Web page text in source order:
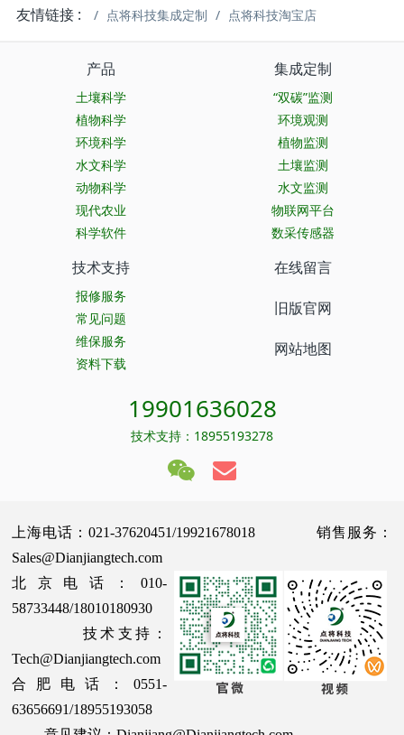
友情链接 : 点将科技集成定制 点将科技淘宝店
产品
土壤科学
植物科学
环境科学
水文科学
动物科学
现代农业
科学软件
集成定制
“双碳”监测
环境观测
植物监测
土壤监测
水文监测
物联网平台
数采传感器
技术支持
报修服务
常见问题
维保服务
资料下载
在线留言
旧版官网
网站地图
19901636028
技术支持：18955193278
上海电话：021-37620451/19921678018 销售服务：
Sales@Dianjiangtech.com
北京电话：010-
58733448/18010180930
技术支持：
Tech@Dianjiangtech.com
合肥电话：0551-
63656691/18955193058